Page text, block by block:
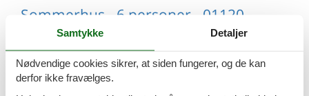
Sommerhus - 6 personer - 01120 -
Sipoo
Emne nr.:319-FI4270.608.1
6 personer
Samtykke Detaljer
Nødvendige cookies sikrer, at siden fungerer, og de kan
derfor ikke fravælges.